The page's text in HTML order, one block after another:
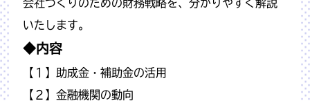
会社づくりのための財務戦略を、分かりやすく解説
いたします。
◆内容
【１】助成金・補助金の活用
【２】金融機関の動向